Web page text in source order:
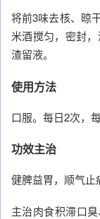
将前3味去核、晾
米酒搅匀，密封
渣留液。
使用方法
口服。每日2次，
功效主治
健脾益胃，顺气止
主治肉食积滞口